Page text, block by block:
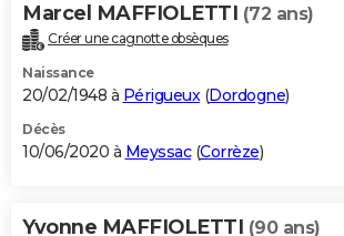
Marcel MAFFIOLETTI (72 ans)
Créer une cagnotte obsèques
Naissance
20/02/1948 à Périgueux(Dordogne)
Décès
10/06/2020 à Meyssac(Corrèze)
Yvonne MAFFIOLETTI (90 ans)